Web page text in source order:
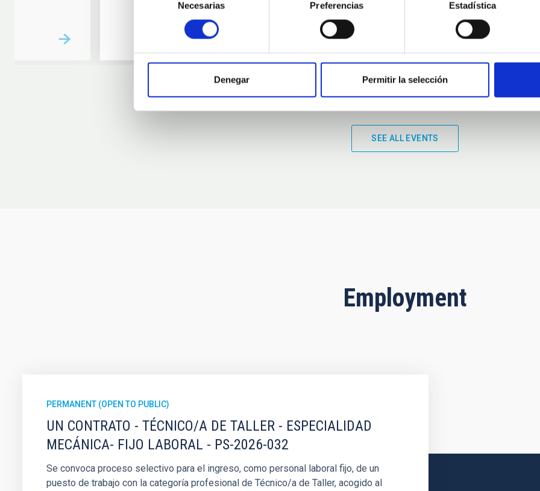
consentimiento
Necesarias Preferencias Estadística
Denegar Permitir la selección
SEE ALL EVENTS
Employment
PERMANENT (OPEN TO PUBLIC)
UN CONTRATO - TÉCNICO/A DE TALLER - ESPECIALIDAD
MECÁNICA- FIJO LABORAL - PS-2026-032
Se convoca proceso selectivo para el ingreso, como personal laboral fijo, de un
puesto de trabajo con la categoría profesional de Técnico/a de Taller, acogido al